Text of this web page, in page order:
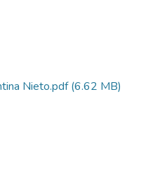
Nieto.pdf(6.62 MB)